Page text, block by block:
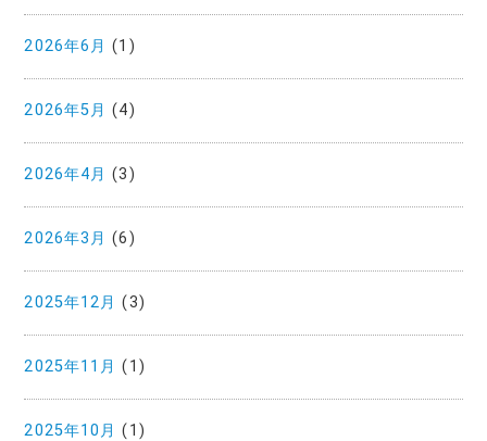
2026年6月 (1)
2026年5月 (4)
2026年4月 (3)
2026年3月 (6)
2025年12月 (3)
2025年11月 (1)
2025年10月 (1)